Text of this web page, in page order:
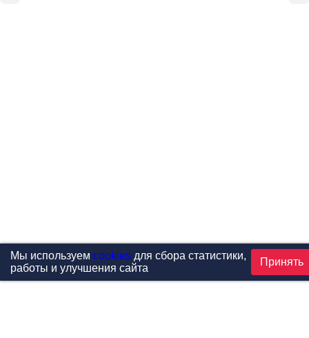
Мы используем cookiesдля сбора статистики,
работы и улучшения сайта
Принять